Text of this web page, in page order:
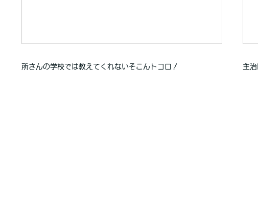
所さんの学校では教えてくれないそこんトコロ！ 主